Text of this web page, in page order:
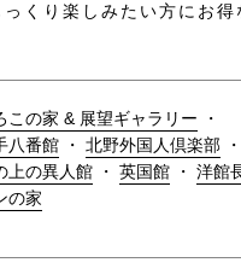
くり楽しみたい方にお得
この家 & 展望ギャラリー ・
八番館 ・ 北野外国人倶楽部 ・
上の異人館 ・ 英国館 ・ 洋館
の家